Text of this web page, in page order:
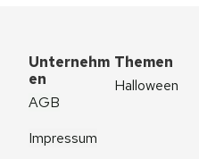
Unternehm
en
AGB
Impressum
Themen
Halloween